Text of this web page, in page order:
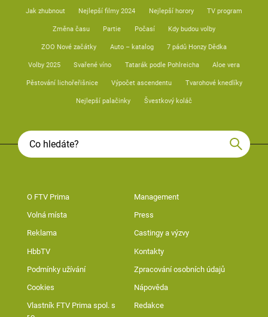
Jak zhubnout Nejlepší filmy 2024 Nejlepší horory TV program
Změna času Partie Počasí Kdy budou volby
ZOO Nové začátky Auto – katalog 7 pádů Honzy Dědka
Volby 2025 Svařené víno Tatarák podle Pohlreicha Aloe vera
Pěstování lichořeřišnice Výpočet ascendentu Tvarohové knedlíky
Nejlepší palačinky Švestkový koláč
O FTV Prima Management
Volná místa Press
Reklama Castingy a výzvy
HbbTV Kontakty
Podmínky užívání Zpracování osobních údajů
Cookies Nápověda
Vlastník FTV Prima spol. s
Redakce